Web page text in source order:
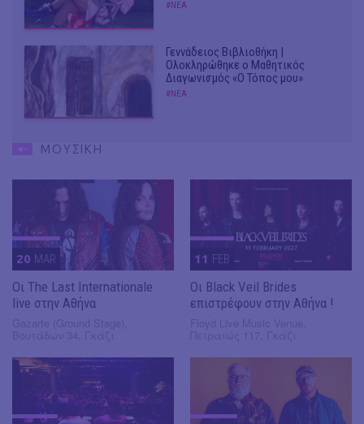
#ΝΕΑ
Γεννάδειος Βιβλιοθήκη |
Ολοκληρώθηκε ο Μαθητικός
Διαγωνισμός «Ο Τόπος μου»
#ΝΕΑ
ΜΟΥΣΙΚΗ
20 MAR
Οι The Last Internationale
live στην Αθήνα
11 FEB
Οι Black Veil Brides
επιστρέφουν στην Αθήνα !